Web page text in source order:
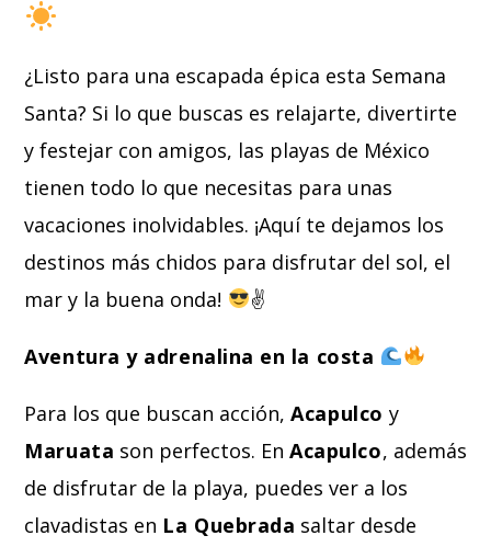
¿Listo para una escapada épica esta Semana
Santa? Si lo que buscas es relajarte, divertirte
y festejar con amigos, las playas de México
tienen todo lo que necesitas para unas
vacaciones inolvidables. ¡Aquí te dejamos los
destinos más chidos para disfrutar del sol, el
mar y la buena onda!
✌
Aventura y adrenalina en la costa
Para los que buscan acción,Acapulco y
Maruata son perfectos. EnAcapulco, además
de disfrutar de la playa, puedes ver a los
clavadistas en La Quebrada saltar desde